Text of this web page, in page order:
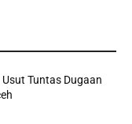
Usut Tuntas Dugaan